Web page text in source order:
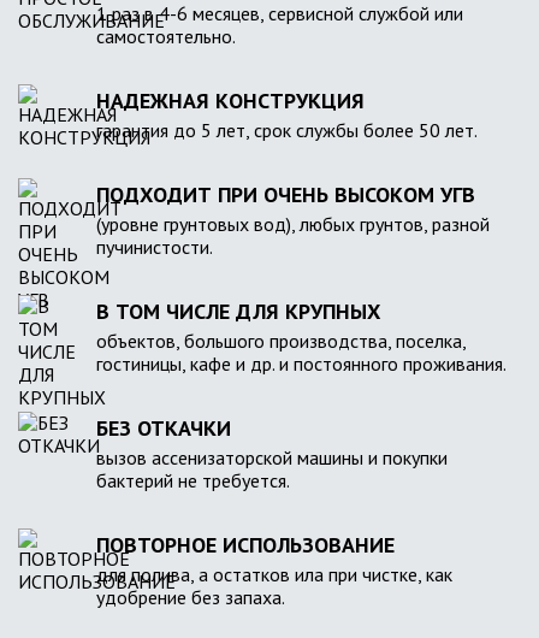
1 раз в 4-6 месяцев, сервисной службой или
самостоятельно.
НАДЕЖНАЯ КОНСТРУКЦИЯ
гарантия до 5 лет, срок службы более 50 лет.
ПОДХОДИТ ПРИ ОЧЕНЬ ВЫСОКОМ УГВ
(уровне грунтовых вод), любых грунтов, разной
пучинистости.
В ТОМ ЧИСЛЕ ДЛЯ КРУПНЫХ
объектов, большого производства, поселка,
гостиницы, кафе и др. и постоянного проживания.
БЕЗ ОТКАЧКИ
вызов ассенизаторской машины и покупки
бактерий не требуется.
ПОВТОРНОЕ ИСПОЛЬЗОВАНИЕ
для полива, а остатков ила при чистке, как
удобрение без запаха.